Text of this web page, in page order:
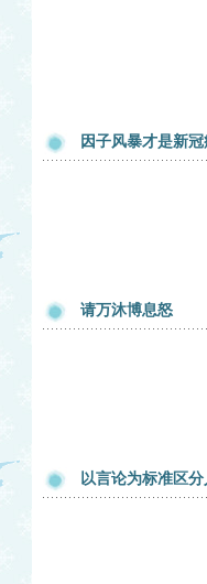
因子风暴才是新
请万沐博息怒
以言论为标准区